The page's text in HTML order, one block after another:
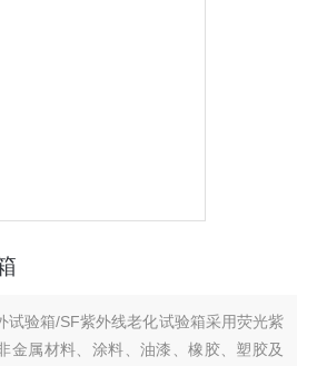
试验箱/SF紫外线老化试验箱采用荧光紫
金属材料、涂料、油漆、橡胶、塑胶及